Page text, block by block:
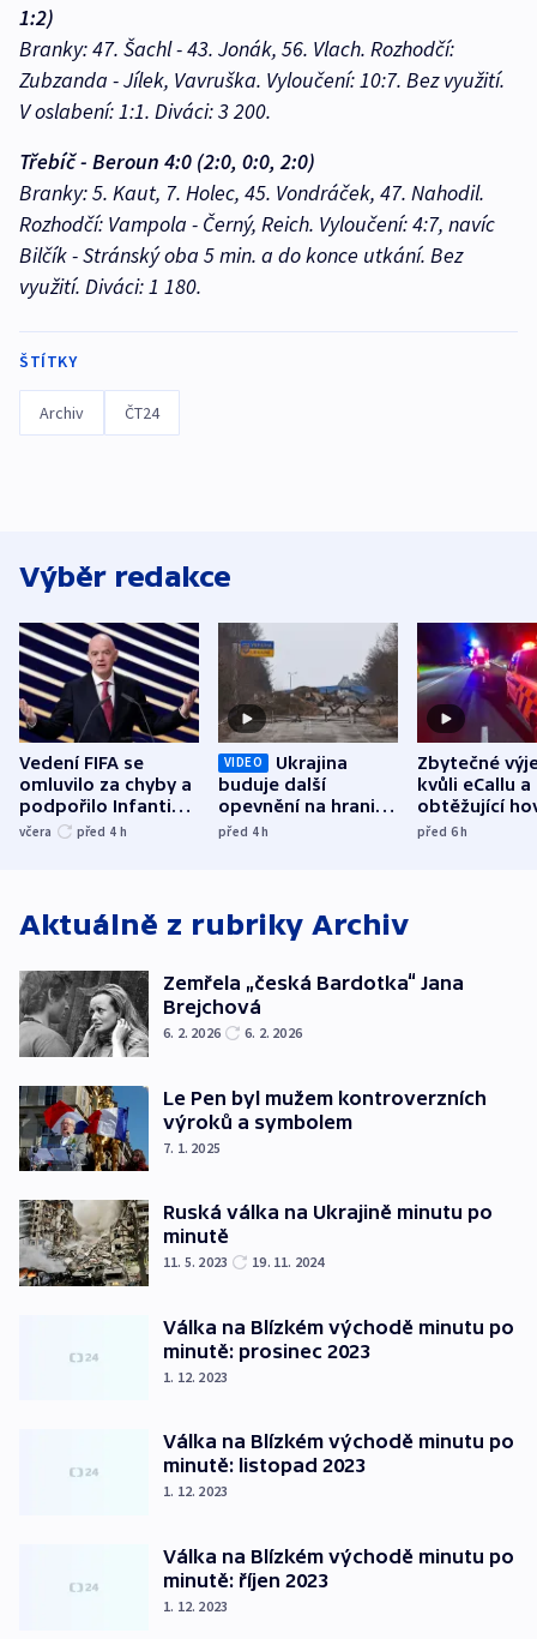
1:2)
Branky: 47. Šachl - 43. Jonák, 56. Vlach. Rozhodčí:
Zubzanda - Jílek, Vavruška. Vyloučení: 10:7. Bez využití.
V oslabení: 1:1. Diváci: 3 200.
Třebíč - Beroun 4:0 (2:0, 0:0, 2:0)
Branky: 5. Kaut, 7. Holec, 45. Vondráček, 47. Nahodil.
Rozhodčí: Vampola - Černý, Reich. Vyloučení: 4:7, navíc
Bilčík - Stránský oba 5 min. a do konce utkání. Bez
využití. Diváci: 1 180.
ŠTÍTKY
Archiv ČT24
Výběr redakce
Vedení FIFA se
omluvilo za chyby a
podpořilo Infantina.
UEFA trvá na
včera před 4 h
VIDEO
Ukrajina
buduje další
opevnění na hranici
s Běloruskem
před 4h
Zbytečné
kvůli eCallu a
obtěžující
zdržují
před 6h
Aktuálně z rubriky Archiv
Zemřela „česká Bardotka“ Jana
Brejchová
6. 2. 2026 6. 2. 2026
Le Pen byl mužem kontroverzních
výroků a symbolem
7. 1. 2025
Ruská válka na Ukrajině minutu po
minutě
11. 5. 2023 19. 11. 2024
Válka na Blízkém východě minutu po
minutě: prosinec 2023
1. 12. 2023
Válka na Blízkém východě minutu po
minutě: listopad 2023
1. 12. 2023
Válka na Blízkém východě minutu po
minutě: říjen 2023
1. 12. 2023